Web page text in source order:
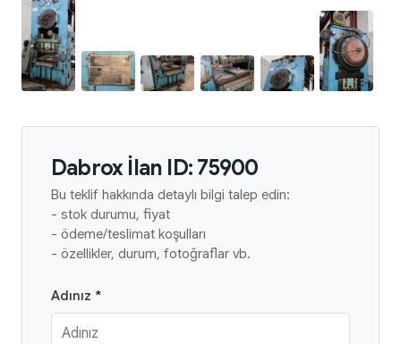
Dabrox İlan ID: 75900
Bu teklif hakkında detaylı bilgi talep edin:
- stok durumu, fiyat
- ödeme/teslimat koşulları
- özellikler, durum, fotoğraflar vb.
Adınız *